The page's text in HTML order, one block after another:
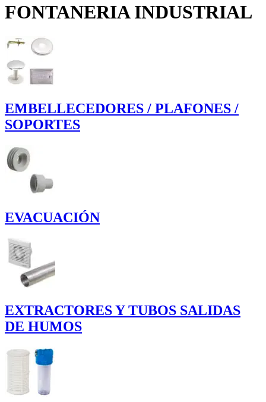
FONTANERIA INDUSTRIAL
EMBELLECEDORES / PLAFONES /
SOPORTES
EVACUACIÓN
EXTRACTORES Y TUBOS SALIDAS
DE HUMOS